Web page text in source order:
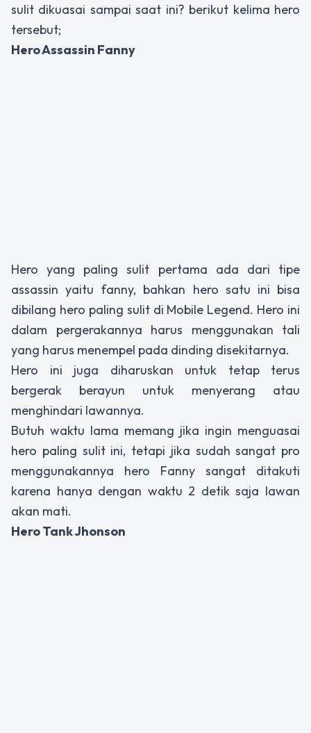
sulit dikuasai sampai saat ini? berikut kelima hero
tersebut;
Hero Assassin Fanny
Hero yang paling sulit pertama ada dari tipe
assassin yaitu fanny, bahkan hero satu ini bisa
dibilang hero paling sulit di Mobile Legend. Hero ini
dalam pergerakannya harus menggunakan tali
yang harus menempel pada dinding disekitarnya.
Hero ini juga diharuskan untuk tetap terus
bergerak berayun untuk menyerang atau
menghindari lawannya.
Butuh waktu lama memang jika ingin menguasai
hero paling sulit ini, tetapi jika sudah sangat pro
menggunakannya hero Fanny sangat ditakuti
karena hanya dengan waktu 2 detik saja lawan
akan mati.
Hero Tank Jhonson